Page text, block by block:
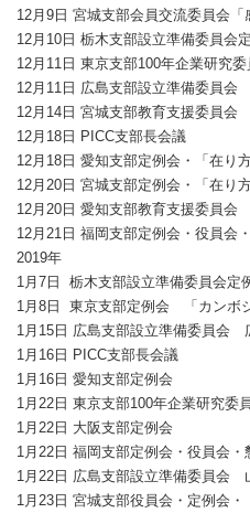
12月9日 宮城支部会員交流委員会「
12月10日 栃木支部設立準備委員会
12月11日 東京支部100年企業研究
12月11日 広島支部設立準備委員会
12月14日 宮城支部教育支援委員
12月18日 PICC支部長会議
12月18日 愛知支部定例会・「在り
12月20日 宮城支部定例会・「在り
12月20日 愛知支部教育支援委員会
12月21日 福岡支部定例会・役員会
2019年
1月7日 栃木支部設立準備委員会定
1月8日 東京支部定例会 「カンボ
1月15日 広島支部設立準備委員会
1月16日 PICC支部長会議
1月16日 愛知支部定例会
1月22日 東京支部100年企業研究
1月22日 大阪支部定例会
1月22日 福岡支部定例会・役員会・
1月22日 広島支部設立準備委員会
1月23日 宮城支部役員会・定例会・